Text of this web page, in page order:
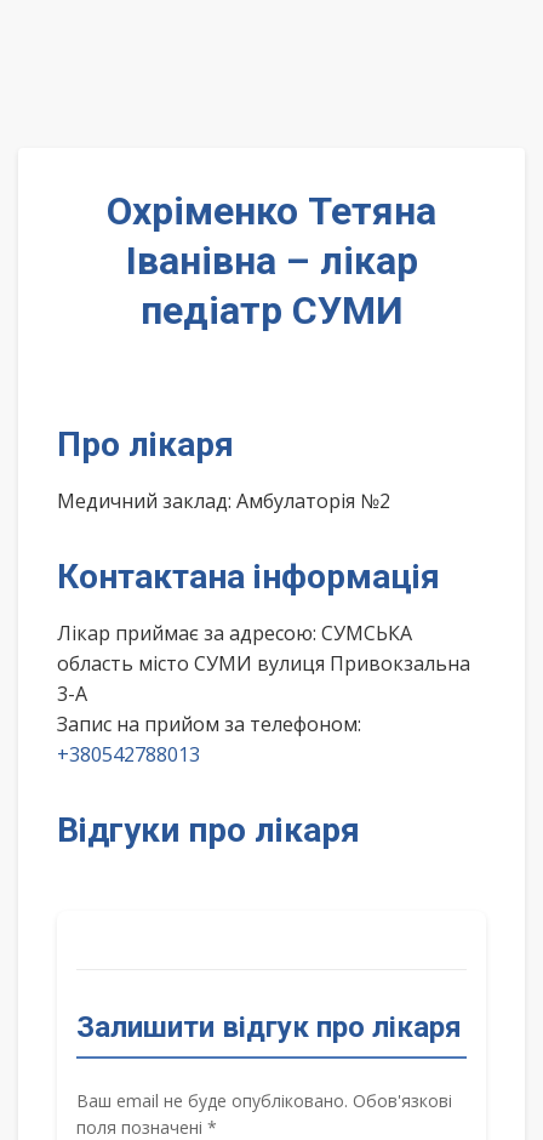
Охріменко Тетяна
Іванівна – лікар
педіатр СУМИ
Про лікаря
Медичний заклад: Амбулаторія №2
Контактана інформація
Лікар приймає за адресою: СУМСЬКА
область місто СУМИ вулиця Привокзальна
3-А
Запис на прийом за телефоном:
+380542788013
Відгуки про лікаря
Залишити відгук про лікаря
Ваш email не буде опубліковано. Обов'язкові
поля позначені *